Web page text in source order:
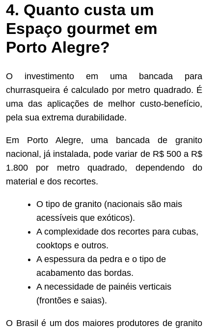
4. Quanto custa um
Espaço gourmet em
Porto Alegre?
O investimento em uma bancada para
churrasqueira é calculado por metro quadrado. É
uma das aplicações de melhor custo-benefício,
pela sua extrema durabilidade.
Em Porto Alegre, uma bancada de granito
nacional, já instalada, pode variar de R$ 500 a R$
1.800 por metro quadrado, dependendo do
material e dos recortes.
O tipo de granito (nacionais são mais
acessíveis que exóticos).
A complexidade dos recortes para cubas,
cooktops e outros.
A espessura da pedra e o tipo de
acabamento das bordas.
A necessidade de painéis verticais
(frontões e saias).
O Brasil é um dos maiores produtores de granito